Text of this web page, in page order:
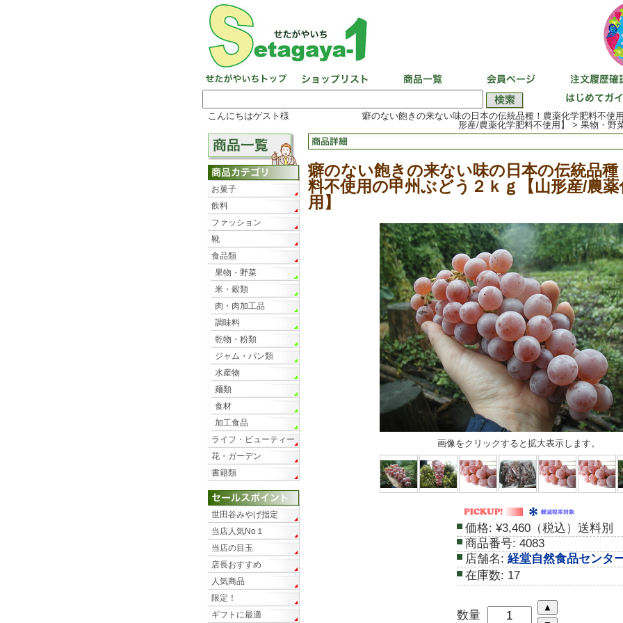
こんにちはゲスト様
癖のない飽きの来ない味の日本の伝統品種！農薬化学肥料不使
形産/農薬化学肥料不使用】 > 果物・野
癖のない飽きの来ない味の日本の伝統品種
料不使用の甲州ぶどう２ｋｇ【山形産/農
用】
画像をクリックすると拡大表示します。
価格: ¥3,460（税込）送料別
商品番号: 4083
店舗名: 経堂自然食品センタ
在庫数: 17
数量
お菓子
飲料
ファッション
靴
食品類
果物・野菜
米・穀類
肉・肉加工品
調味料
乾物・粉類
ジャム・パン類
水産物
麺類
食材
加工食品
ライフ・ビューティー
花・ガーデン
書籍類
世田谷みやげ指定
当店人気No１
当店の目玉
店長おすすめ
人気商品
限定！
ギフトに最適